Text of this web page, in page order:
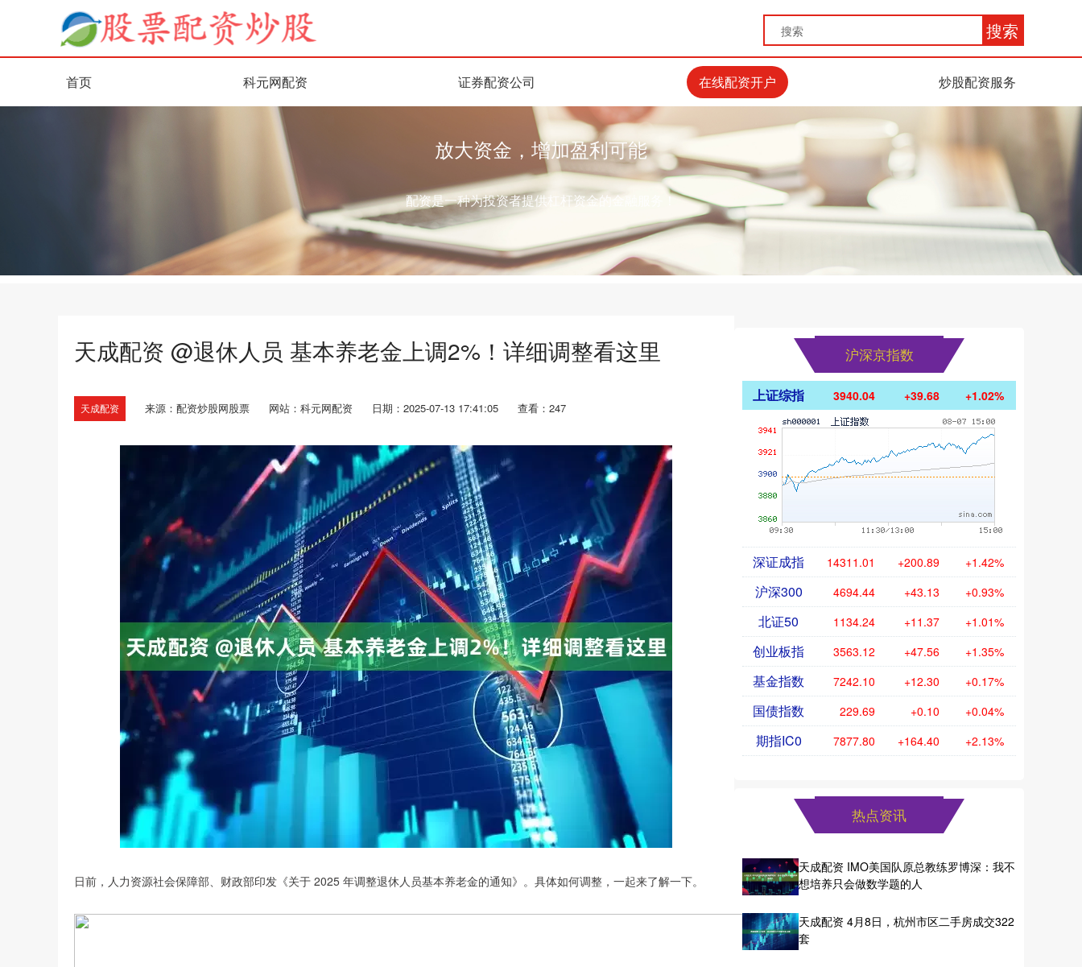
搜索
首页 科元网配资 证券配资公司 在线配资开户 炒股配资服务
放大资金，增加盈利可能
配资是一种为投资者提供杠杆资金的金融服务！
天成配资 @退休人员 基本养老金上调2%！详细调整看这里
天成配资 来源：配资炒股网股票 网站：科元网配资 日期：2025-07-13 17:41:05 查看：247
日前，人力资源社会保障部、财政部印发《关于 2025 年调整退休人员基本养老金的通知》。具体如何调整，一起来了解一下。
沪深京指数
上证综指 3940.04 +39.68 +1.02%
深证成指 14311.01 +200.89 +1.42%
沪深300 4694.44 +43.13 +0.93%
北证50 1134.24 +11.37 +1.01%
创业板指 3563.12 +47.56 +1.35%
基金指数 7242.10 +12.30 +0.17%
国债指数 229.69 +0.10 +0.04%
期指IC0 7877.80 +164.40 +2.13%
热点资讯
天成配资 IMO美国队原总教练罗博深：我不
想培养只会做数学题的人
天成配资 4月8日，杭州市区二手房成交322
套